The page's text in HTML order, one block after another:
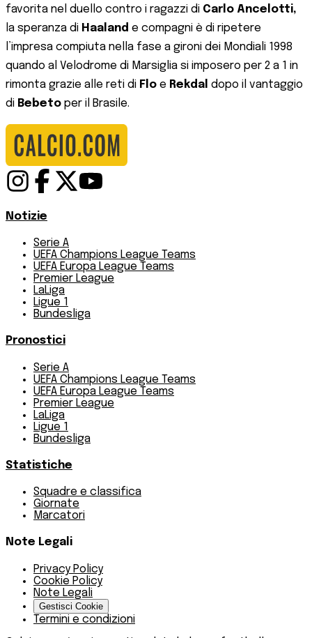
favorita nel duello contro i ragazzi di Carlo Ancelotti,
la speranza di Haaland e compagni è di ripetere
l’impresa compiuta nella fase a gironi dei Mondiali 1998
quando al Velodrome di Marsiglia si imposero per 2 a 1 in
rimonta grazie alle reti di Flo e Rekdal dopo il vantaggio
di Bebeto per il Brasile.
Notizie
Serie A
UEFA Champions League Teams
UEFA Europa League Teams
Premier League
LaLiga
Ligue 1
Bundesliga
Pronostici
Serie A
UEFA Champions League Teams
UEFA Europa League Teams
Premier League
LaLiga
Ligue 1
Bundesliga
Statistiche
Squadre e classifica
Giornate
Marcatori
Note Legali
Privacy Policy
Cookie Policy
Note Legali
Gestisci Cookie
Termini e condizioni